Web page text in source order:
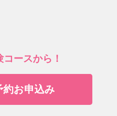
コースから！
約お申込み